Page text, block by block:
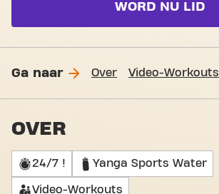
WORD NU LID
Ga naar Over Video-Workouts
OVER
24/7 ! Yanga Sports Water
Video-Workouts